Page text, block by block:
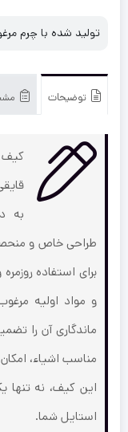
تولید شده با چرم
توضیحات
کیف
به
طراحی خاص و
برای استفاده
و مواد اولیه
ماندگاری آن را
مناسب اشیاء،
این کیف، نه
استایل شما.